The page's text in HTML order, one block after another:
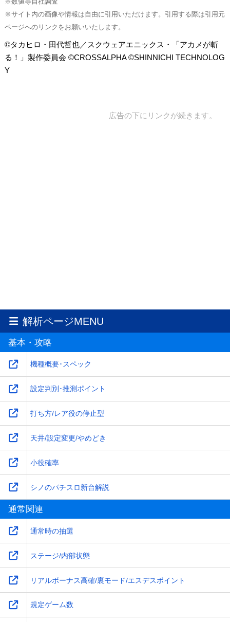
※サイト内の画像や情報は自由に引用いただけます。引用する際は引用元
ページへのリンクをお願いいたします。
©タカヒロ・田代哲也／スクウェアエニックス・「アカメが斬
る！」製作委員会 ©CROSSALPHA ©SHINNICHI TECHNOLOG
Y
広告の下にリンクが続きます。
解析ページMENU
基本・攻略
機種概要･スペック
設定判別･推測ポイント
打ち方/レア役の停止型
天井/設定変更/やめどき
小役確率
シノのパチスロ新台解説
通常関連
通常時の抽選
ステージ/内部状態
リアルボーナス高確/裏モード/エスデスポイント
規定ゲーム数